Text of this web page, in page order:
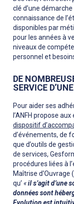
clé d’une
connaissance de
disponibles par
pour les années à
niveaux de
personnel et
DE
SERVICE
Pour aider ses
l’ANFH propose
dispositif
d’événements, de
que d’outils de
de services,
procédures liées à
Maîtrise d'Ouvrage
qu’ «il s’agit d’une
données sont